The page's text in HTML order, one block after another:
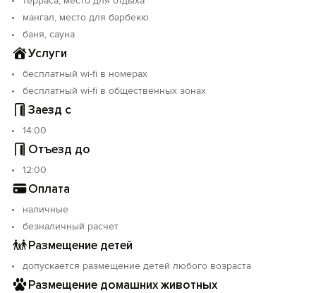
можно организовать отдых после банных процедур.
Наши сотрудники помогут организовать всё
необходимое для комфортного
времяпрепровождения.
Подарите себе незабываемые моменты релаксации
в горах Домбая!
мангал, место для барбекю
баня, сауна
Услуги
бесплатный wi-fi в номерах
бесплатный wi-fi в общественных зонах
Заезд с
14:00
Отъезд до
12:00
Оплата
наличные
безналичный расчет
Размещение детей
допускается размещение детей любого возраста
Размещение домашних животных